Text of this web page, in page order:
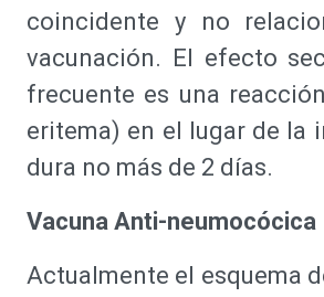
coincidente y no
vacunación. El efecto
frecuente es una
eritema) en el lugar de la
dura no más de 2 días.
Vacuna Anti-neumocócica
Actualmente el esquema